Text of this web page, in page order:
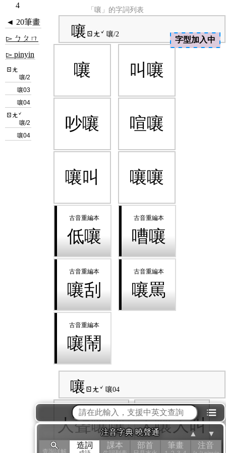
「嚷」的字詞列表
◄ 20筆畫
▻ ㄅㄆㄇ
▻ pinyin
ㄖㄤ
嚷/2
嚷03
嚷04
ㄖㄤˇ
嚷/2
嚷04
嚷 ㄖㄤˇ 嚷/2
嚷 叫嚷
吵嚷 喧嚷
嚷叫 嚷嚷
低嚷 嘈嚷
嚷刮 嚷罵
嚷鬧
嚷 ㄖㄤˇ 嚷04
大聲嚷嚷 大嚷大叫
⁝☰
注音字典 曉聲通
造詞 課本 部首 筆畫 注音
▲ ▼
4
字型加入中